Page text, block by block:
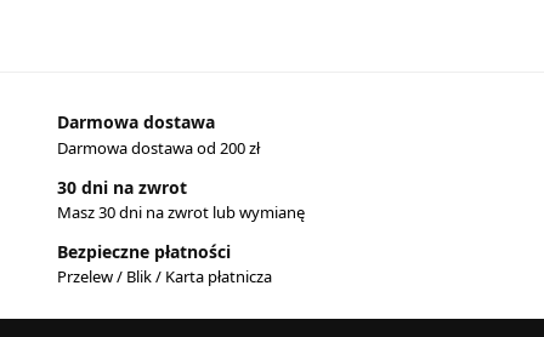
Darmowa dostawa
Darmowa dostawa od 200 zł
30 dni na zwrot
Masz 30 dni na zwrot lub wymianę
Bezpieczne płatności
Przelew / Blik / Karta płatnicza